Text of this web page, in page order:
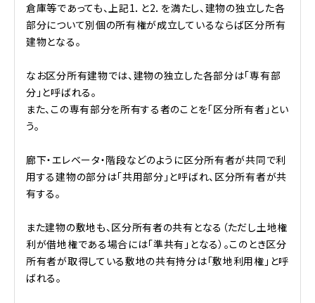
倉庫等であっても、上記1．と2．を満たし、建物の独立した各
部分について別個の所有権が成立しているならば区分所有
建物となる。
なお区分所有建物では、建物の独立した各部分は「専有部
分」と呼ばれる。
また、この専有部分を所有する者のことを「区分所有者」とい
う。
廊下・エレベータ・階段などのように区分所有者が共同で利
用する建物の部分は「共用部分」と呼ばれ、区分所有者が共
有する。
また建物の敷地も、区分所有者の共有となる（ただし土地権
利が借地権である場合には「準共有」となる）。このとき区分
所有者が取得している敷地の共有持分は「敷地利用権」と呼
ばれる。